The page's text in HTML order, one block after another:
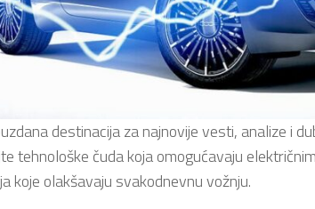
destinacija za najnovije vesti, analize i
tehnološke čuda koja omogućavaju
koje olakšavaju svakodnevnu vožnju.